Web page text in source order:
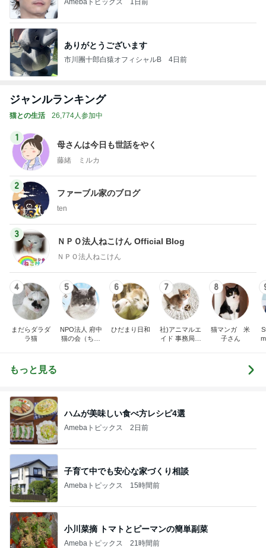
ありがとうございます
市川團十郎白猿オフィシャルB 4日前
ジャンルランキング
猫との生活 26,774人参加中
1
母さんは今日も世話をやく
藤緒 ミルカ
2
ファーブル家のブログ
ten
3
ＮＰＯ法人ねこけん Official Blog
ＮＰＯ法人ねこけん
4
まだらダラダ
ラ猫
5
NPO法人 府中
猫の会（ちゅ
6
ひだまり日和
7
社)アニマルエ
イド 事務局＆
8
猫マンガ 米
子さん
もっと見る
ハムが美味しい食べ方レシピ4選
Amebaトピックス 2日前
子育て中でも安心な家づくり相談
Amebaトピックス 15時間前
小川菜摘 トマトとピーマンの簡単副菜
Amebaトピックス 21時間前